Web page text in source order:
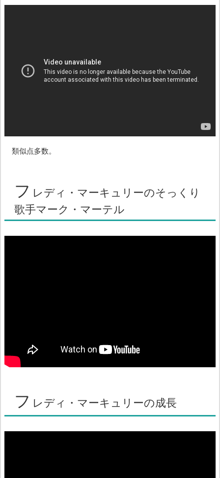
類似点多数。
フ レディ・マーキュリーのそっくり
歌手マーク・マーテル
フ レディ・マーキュリーの成長